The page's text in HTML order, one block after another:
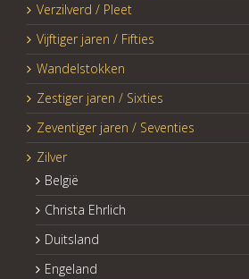
Verzilverd / Pleet
Vijftiger jaren / Fifties
Wandelstokken
Zestiger jaren / Sixties
Zeventiger jaren / Seventies
Zilver
België
Christa Ehrlich
Duitsland
Engeland